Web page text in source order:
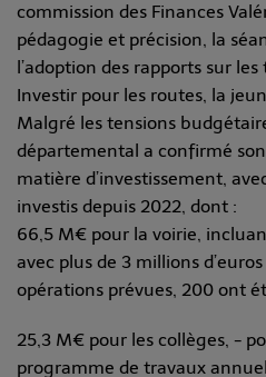
commission des Finances
pédagogie et précision, la
l’adoption des rapports sur
Investir pour les routes, la
Malgré les tensions
départemental a confirmé
matière d’investissement,
investis depuis 2022, dont :
66,5 M€ pour la voirie,
avec plus de 3 millions
opérations prévues, 200 ont
25,3 M€ pour les collèges, -
programme de travaux